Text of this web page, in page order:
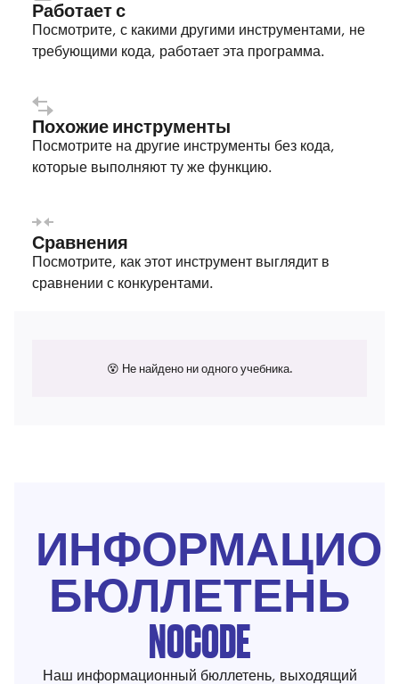
Работает с
Посмотрите, с какими другими инструментами, не
требующими кода, работает эта программа.
Похожие инструменты
Посмотрите на другие инструменты без кода,
которые выполняют ту же функцию.
Сравнения
Посмотрите, как этот инструмент выглядит в
сравнении с конкурентами.
😵 Не найдено ни одного учебника.
БЮЛЛЕТЕНЬ
NOCODE
Наш информационный бюллетень, выходящий